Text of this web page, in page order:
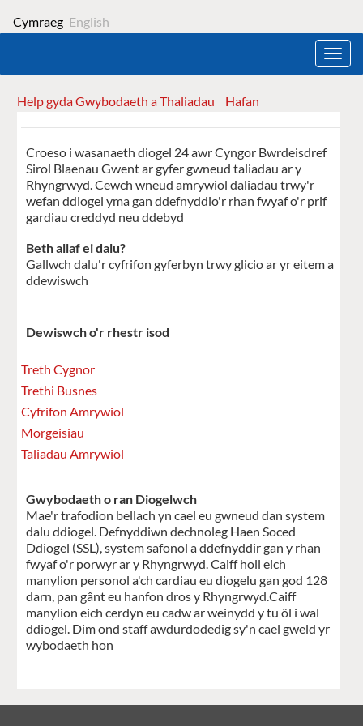
Cymraeg English
Help gyda Gwybodaeth a Thaliadau
Hafan
Croeso i wasanaeth diogel 24 awr Cyngor Bwrdeisdref
Sirol Blaenau Gwent ar gyfer gwneud taliadau ar y
Rhyngrwyd. Cewch wneud amrywiol daliadau trwy'r
wefan ddiogel yma gan ddefnyddio'r rhan fwyaf o'r prif
gardiau creddyd neu ddebyd
Beth allaf ei dalu?
Gallwch dalu'r cyfrifon gyferbyn trwy glicio ar yr eitem a
ddewiswch
Dewiswch o'r rhestr isod
Treth Cygnor
Trethi Busnes
Cyfrifon Amrywiol
Morgeisiau
Taliadau Amrywiol
Gwybodaeth o ran Diogelwch
Mae'r trafodion bellach yn cael eu gwneud dan system
dalu ddiogel. Defnyddiwn dechnoleg Haen Soced
Ddiogel (SSL), system safonol a ddefnyddir gan y rhan
fwyaf o'r porwyr ar y Rhyngrwyd. Caiff holl eich
manylion personol a'ch cardiau eu diogelu gan god 128
darn, pan gânt eu hanfon dros y Rhyngrwyd.Caiff
manylion eich cerdyn eu cadw ar weinydd y tu ôl i wal
ddiogel. Dim ond staff awdurdodedig sy'n cael gweld yr
wybodaeth hon